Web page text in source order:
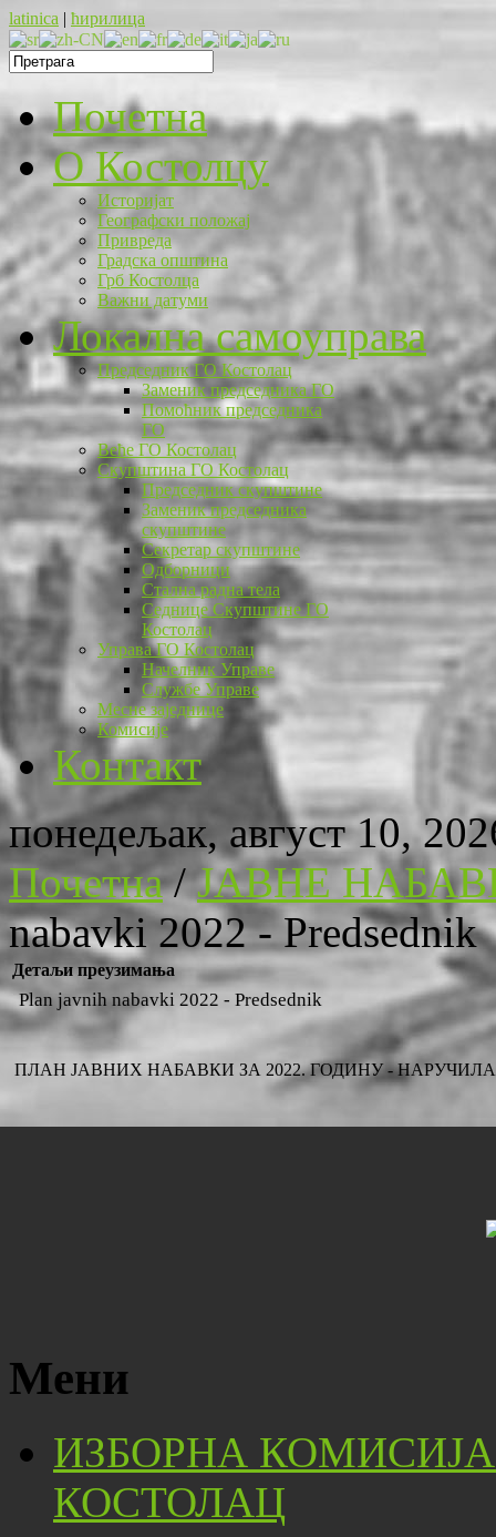
latinica | ћирилица
Почетна
O Костолцу
Историјат
Географски положај
Привреда
Градска општина
Грб Костолца
Важни датуми
Локална самоуправа
Председник ГО Костолац
Заменик председника ГО
Помоћник председника
ГО
Веће ГО Костолац
Скупштина ГО Костолац
Председник скупштине
Заменик председника
скупштине
Секретар скупштине
Одборници
Стална радна тела
Седнице Скупштине ГО
Костолац
Управа ГО Костолац
Начелник Управе
Службе Управе
Месне заједнице
Комисије
Контакт
понедељак, август 10,
Почетна/ЈАВНЕ
nabavki 2022 - Predsednik
Детаљи преузимања
Plan javnih nabavki 2022 - Predsednik
ПЛАН ЈАВНИХ НАБАВКИ ЗА 2022. ГОДИНУ -
Мени
ИЗБОРНА
КОСТОЛАЦ